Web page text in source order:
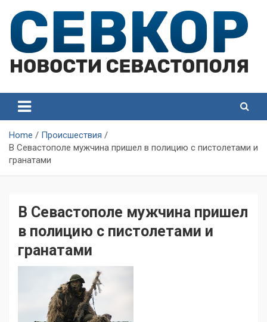
content
Севастополя
Севастополя
Home
Происшествия
В Севастополе мужчина пришел в полицию с пистолетами и
гранатами
В Севастополе мужчина пришел
в полицию с пистолетами и
гранатами